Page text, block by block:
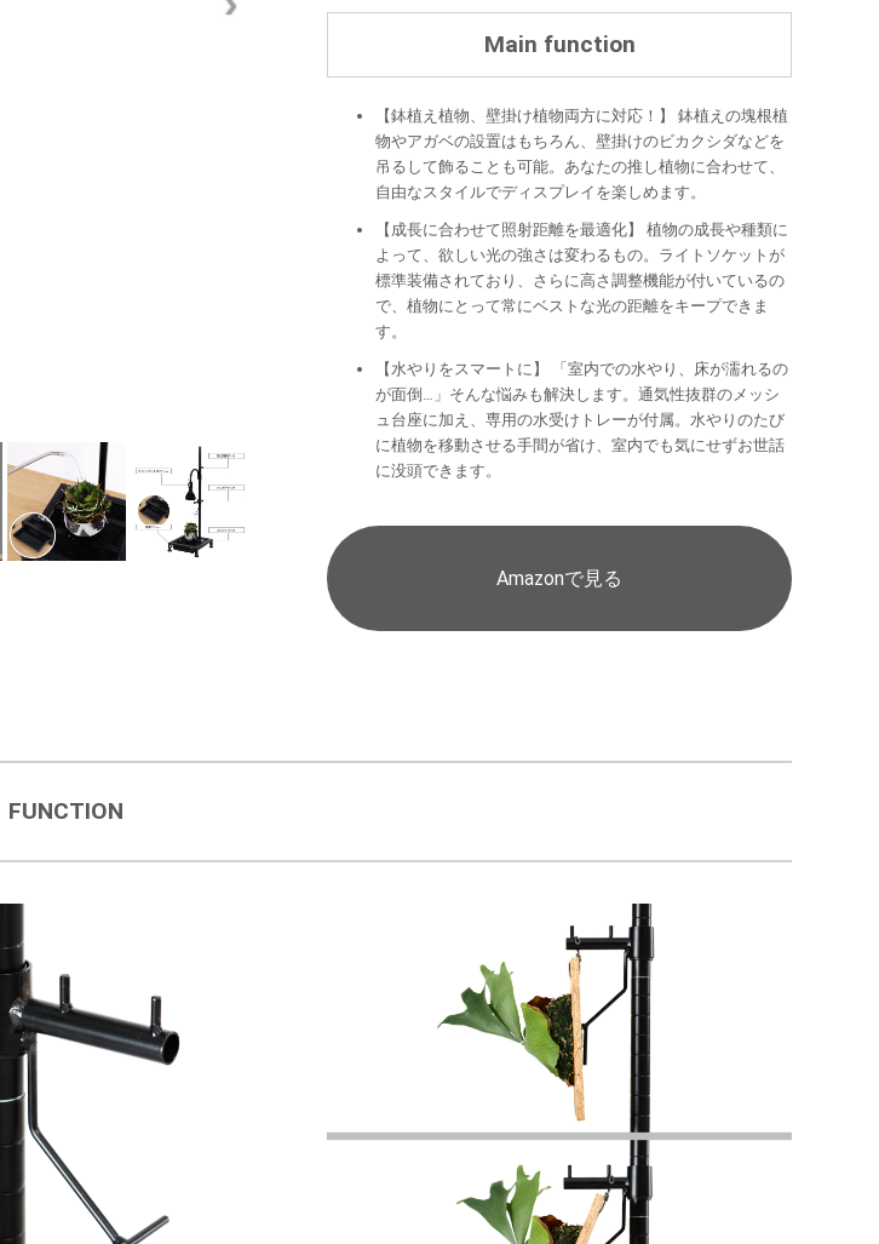
Main function
【鉢植え植物、壁掛け植物両方に対応！】 鉢植えの塊根植
物やアガベの設置はもちろん、壁掛けのビカクシダなどを
吊るして飾ることも可能。あなたの推し植物に合わせて、
自由なスタイルでディスプレイを楽しめます。
【成長に合わせて照射距離を最適化】 植物の成長や種類に
よって、欲しい光の強さは変わるもの。ライトソケットが
標準装備されており、さらに高さ調整機能が付いているの
で、植物にとって常にベストな光の距離をキープできま
す。
【水やりをスマートに】 「室内での水やり、床が濡れるの
が面倒…」そんな悩みも解決します。通気性抜群のメッシ
ュ台座に加え、専用の水受けトレーが付属。水やりのたび
に植物を移動させる手間が省け、室内でも気にせずお世話
に没頭できます。
Amazonで見る
FUNCTION